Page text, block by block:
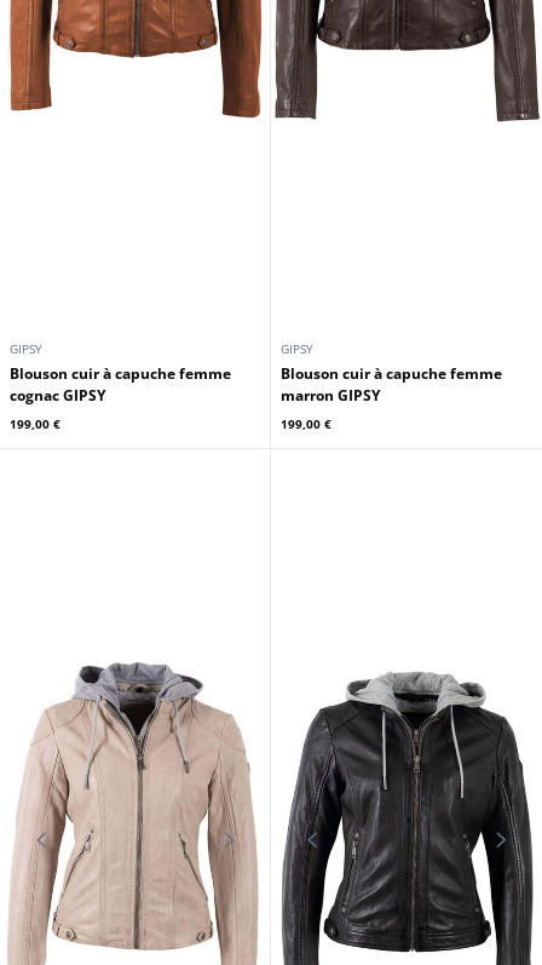
GIPSY
Blouson cuir à capuche femme
cognac GIPSY
199,00 €
GIPSY
Blouson cuir à capuche femme
marron GIPSY
199,00 €